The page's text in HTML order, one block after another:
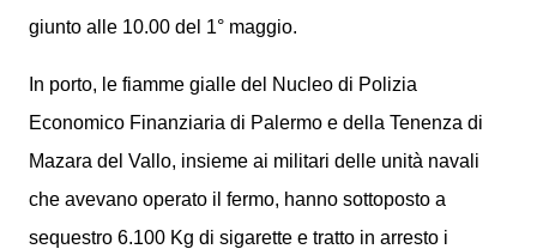
giunto alle 10.00 del 1° maggio.
In porto, le fiamme gialle del Nucleo di Polizia
Economico Finanziaria di Palermo e della Tenenza di
Mazara del Vallo, insieme ai militari delle unità navali
che avevano operato il fermo, hanno sottoposto a
sequestro 6.100 Kg di sigarette e tratto in arresto i